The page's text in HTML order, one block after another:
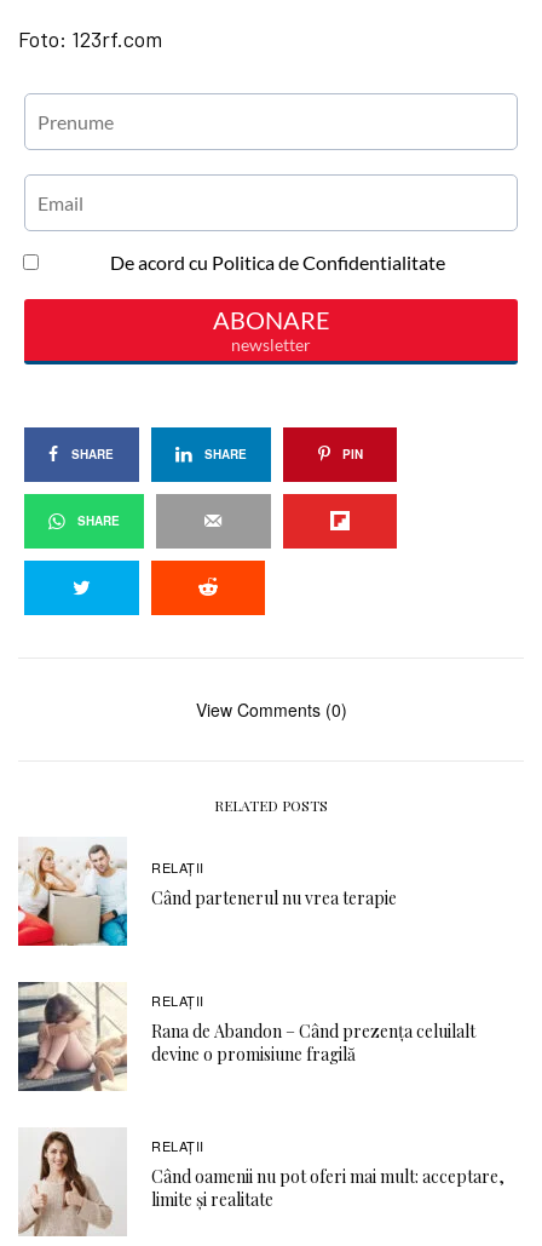
Foto: 123rf.com
SHARE SHARE PIN
SHARE
View Comments (0)
RELATED POSTS
RELAŢII
Când partenerul nu vrea terapie
RELAŢII
Rana de Abandon – Când prezența celuilalt
devine o promisiune fragilă
RELAŢII
Când oamenii nu pot oferi mai mult: acceptare,
limite și realitate